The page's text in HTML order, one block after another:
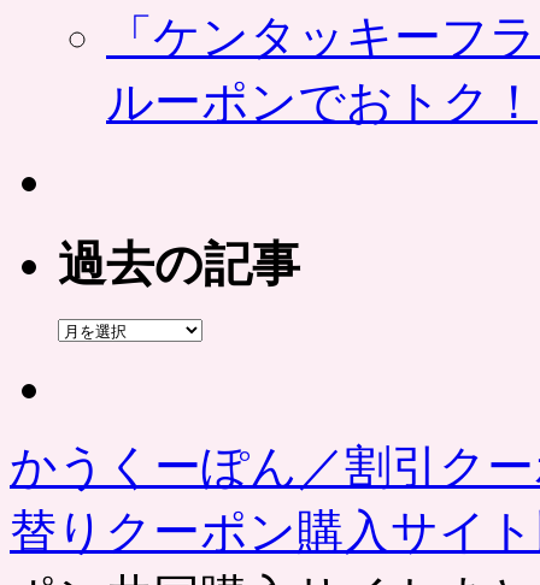
「ケンタッキーフ
ルーポンでおトク！
過去の記事
過
かうくーぽん／割引ク
替りクーポン購入サイ